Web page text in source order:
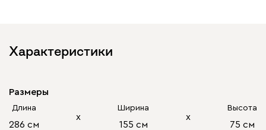
Характеристики
Размеры
Длина
286 см
х
Ширина
155 см
х
Высота
75 см